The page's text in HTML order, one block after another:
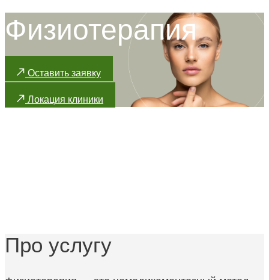
Физиотерапия
Оставить заявку
Локация клиники
Про услугу